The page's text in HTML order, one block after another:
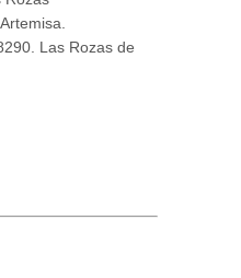
Las Rozas de